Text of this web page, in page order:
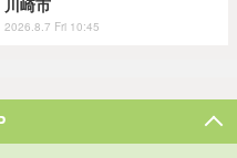
川崎市
2026.8.7 Fri 10:45